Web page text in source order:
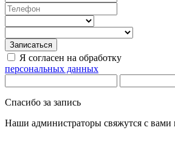
Вечерние укладки
Укладка волос
Долговременная
(карвинг)
Химическая завивка
Биозавивка
Ботокс для волос
Кератиновое
Brazilian Blowout
Записаться
Я согласен на обработку
персональных данных
Спасибо за запись
Наши администраторы свяжутся с